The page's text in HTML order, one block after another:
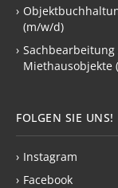
›
(m/w/d)
›
Miethausobjekte
FOLGEN SIE UNS!
› Instagram
› Facebook